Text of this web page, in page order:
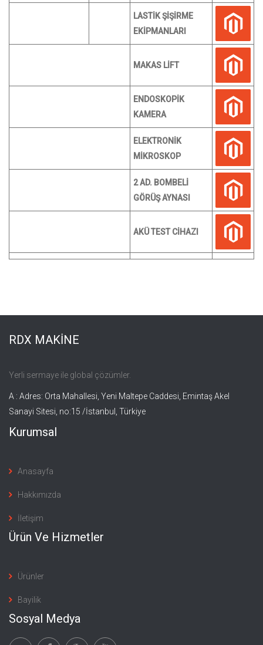
LASTİK ŞİŞİRME
EKİPMANLARI
MAKAS LİFT
ENDOSKOPİK
KAMERA
ELEKTRONİK
MİKROSKOP
2 AD. BOMBELİ
GÖRÜŞ AYNASI
AKÜ TEST CİHAZI
RDX MAKİNE
Yerli sermaye ile global çözümler.
A : Adres: Orta Mahallesi, Yeni Maltepe Caddesi, Emintaş Akel
Sanayi Sitesi, no:15 /İstanbul, Türkiye
Kurumsal
Anasayfa
Hakkımızda
İletişim
Ürün Ve Hizmetler
Ürünler
Bayilik
Sosyal Medya